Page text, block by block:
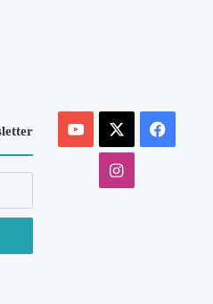
فيسبوك
‫YouTube
انستقرام
أدخل